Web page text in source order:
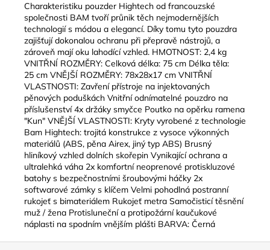
Charakteristiku pouzder Hightech od francouzské
společnosti BAM tvoří průnik těch nejmodernějších
technologií s módou a elegancí. Díky tomu tyto pouzdra
zajišťují dokonalou ochranu při přepravě nástrojů, a
zároveň mají oku lahodící vzhled. HMOTNOST: 2,4 kg
VNITŘNÍ ROZMĚRY: Celková délka: 75 cm Délka těla:
25 cm VNĚJŠÍ ROZMĚRY: 78x28x17 cm VNITŘNÍ
VLASTNOSTI: Zavření přístroje na injektovaných
pěnových poduškách Vnitřní odnímatelné pouzdro na
příslušenství 4x držáky smyčce Poutko na opěrku ramena
"Kun" VNĚJŠÍ VLASTNOSTI: Kryty vyrobené z technologie
Bam Hightech: trojitá konstrukce z vysoce výkonných
materiálů (ABS, pěna Airex, jiný typ ABS) Brusný
hliníkový vzhled dolních skořepin Vynikající ochrana a
ultralehká váha 2x komfortní neoprenové protiskluzové
batohy s bezpečnostními šroubovými háčky 2x
softwarové zámky s klíčem Velmi pohodlná postranní
rukojeť s bimateriálem Rukojeť metra Samočisticí těsnění
muž / žena Protisluneční a protipožární kaučukové
náplasti na spodním vnějším plášti BARVA: Černá